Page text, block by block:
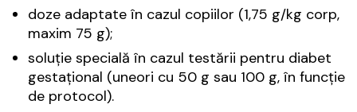
doze adaptate în cazul copiilor (1,75 g/kg corp,
maxim 75 g);
soluție specială în cazul testării pentru diabet
gestațional (uneori cu 50 g sau 100 g, în funcție
de protocol).